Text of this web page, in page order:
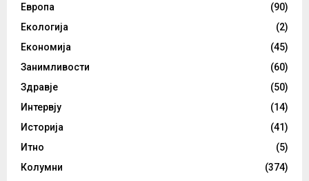
Европа
(90)
Екологија
(2)
Економија
(45)
Занимливости
(60)
Здравје
(50)
Интервју
(14)
Историја
(41)
Итно
(5)
Колумни
(374)